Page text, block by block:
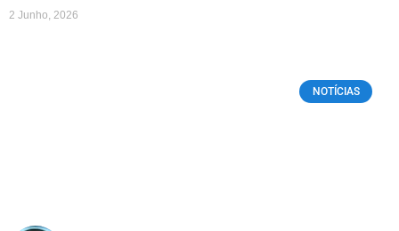
2 Junho, 2026
NOTÍCIAS